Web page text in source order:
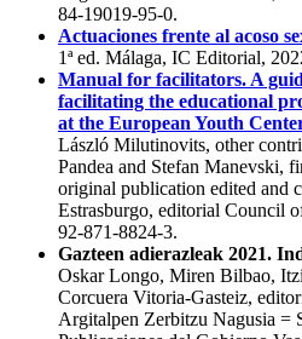
84-19019-95-0.
Actuaciones frente al acoso
1ª ed. Málaga, IC Editorial,
Manual for facilitators. A
facilitating the educational
at the European Youth
László Milutinovits, other
Pandea and Stefan Manevski,
original publication edited and
Estrasburgo, editorial Council
92-871-8824-3.
Gazteen adierazleak 2021.
Oskar Longo, Miren Bilbao,
Corcuera Vitoria-Gasteiz,
Argitalpen Zerbitzu Nagusia =